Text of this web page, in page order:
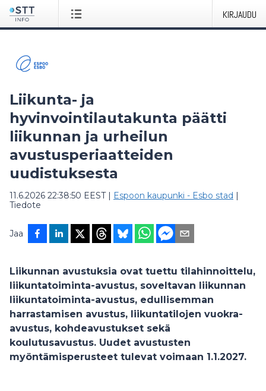
KIRJAUDU
Liikunta- ja
hyvinvointilautakunta päätti
liikunnan ja urheilun
avustusperiaatteiden
uudistuksesta
11.6.2026 22:38:50 EEST| Espoon kaupunki - Esbo stad |
Tiedote
Jaa
Liikunnan avustuksia ovat tuettu tilahinnoittelu,
liikuntatoiminta-avustus, soveltavan liikunnan
liikuntatoiminta-avustus, edullisemman
harrastamisen avustus, liikuntatilojen vuokra-
avustus, kohdeavustukset sekä
koulutusavustus. Uudet avustusten
myöntämisperusteet tulevat voimaan 1.1.2027.